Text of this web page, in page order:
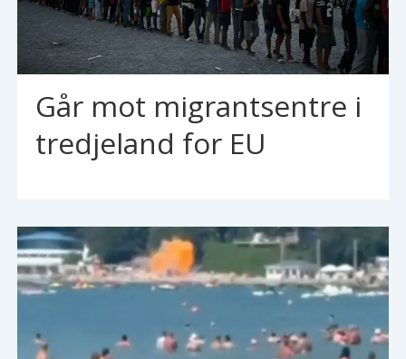
Går mot migrantsentre i
tredjeland for EU